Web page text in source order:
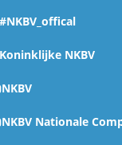
#NKBV_offical
Koninklijke NKBV
NKBV
NKBV Nationale